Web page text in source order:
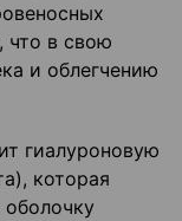
что в свою
и облегчению
гиалуроновую
которая